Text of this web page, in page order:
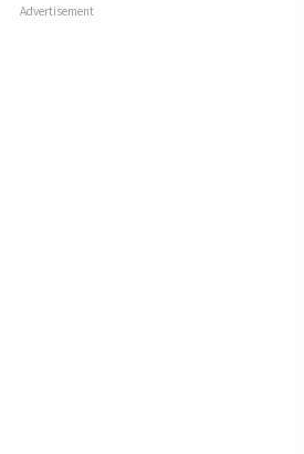
Advertisement